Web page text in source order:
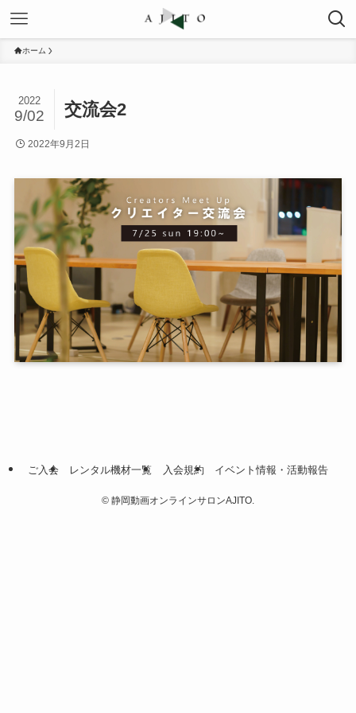
ホーム
交流会2
2022
9/02
2022年9月2日
ご入会 レンタル機材一覧 入会規約 イベント情報・活動報告
© 静岡動画オンラインサロンAJITO.